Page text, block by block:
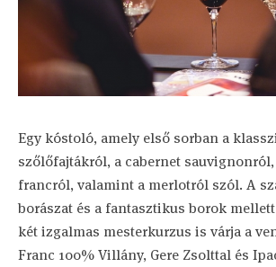
Egy kóstoló, amely első sorban a
szőlőfajtákról, a cabernet
francról, valamint a merlotról szól. A
borászat és a fantasztikus borok
két izgalmas mesterkurzus is várja a
Franc 100% Villány, Gere Zsolttal és